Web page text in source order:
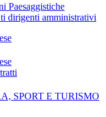
Paesaggistiche
dirigenti amministrativi
SPORT E TURISMO